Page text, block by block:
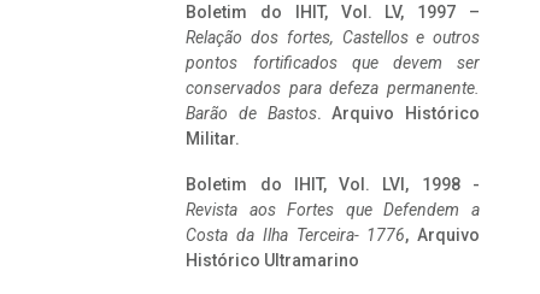
Boletim do IHIT, Vol. LV, 1997 –
Relação dos fortes, Castellos e outros
pontos fortificados que devem ser
conservados para defeza permanente.
Barão de Bastos. Arquivo Histórico
Militar.
Boletim do IHIT, Vol. LVI, 1998 -
Revista aos Fortes que Defendem a
Costa da Ilha Terceira- 1776, Arquivo
Histórico Ultramarino